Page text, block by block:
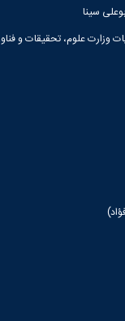
سینا
وزارت علوم، تحقیقات و